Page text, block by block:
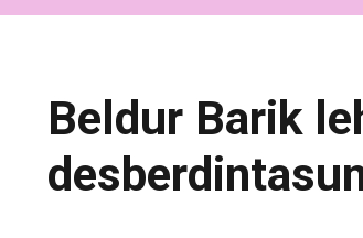
Beldur Barik